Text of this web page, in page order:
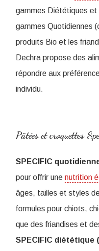
gammes Diététiques et
gammes Quotidiennes
produits Bio et les
Dechra propose des
répondre aux
individu.
Pâtées et croquettes
SPECIFIC
pour offrir une nutrition
âges, tailles et styles
formules pour chiots,
que des friandises et
SPECIFIC diététique